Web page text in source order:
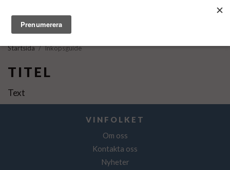
Startsida / Inköpsguide
TITEL
Text
VINFOLKET
Om oss
Kontakta oss
Nyheter